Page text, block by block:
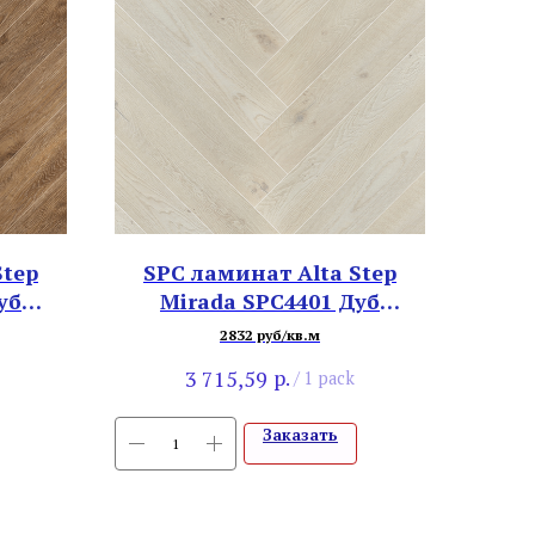
SPC ламинат Alta Step
Mirada SPC4401 Дуб
Сибирский
2832 руб/кв.м
3 715,59 р. / 1 pack
Заказать